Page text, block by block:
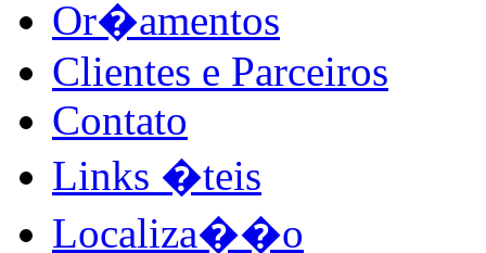
Or�amentos
Clientes e Parceiros
Contato
Links �teis
Localiza��o